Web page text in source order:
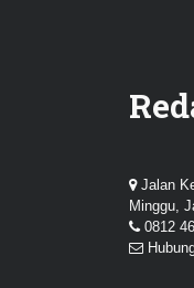
Jalan
Minggu,
0812